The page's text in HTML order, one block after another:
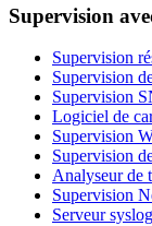
Supervision
Supervision
Supervision
Supervision
Logiciel de
Supervision
Supervision
Analyseur de
Supervision
Serveur syslog